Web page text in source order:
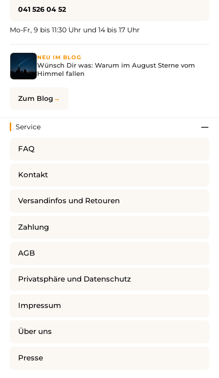
041 526 04 52
Mo-Fr, 9 bis 11:30 Uhr und 14 bis 17 Uhr
NEU IM BLOG
Wünsch Dir was: Warum im August Sterne vom
Himmel fallen
Zum Blog
Service
FAQ
Kontakt
Versandinfos und Retouren
Zahlung
AGB
Privatsphäre und Datenschutz
Impressum
Über uns
Presse